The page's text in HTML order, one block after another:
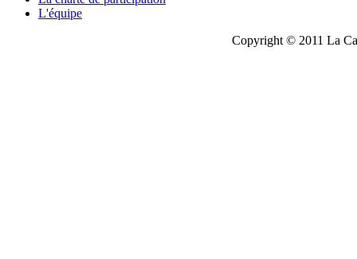
L'équipe
Copyright © 2011 La